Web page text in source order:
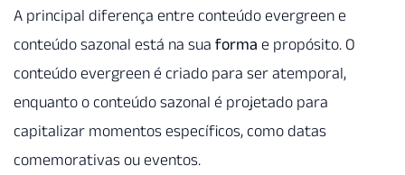
A principal diferença entre conteúdo evergreen e
conteúdo sazonal está na sua forma e propósito. O
conteúdo evergreen é criado para ser atemporal,
enquanto o conteúdo sazonal é projetado para
capitalizar momentos específicos, como datas
comemorativas ou eventos.